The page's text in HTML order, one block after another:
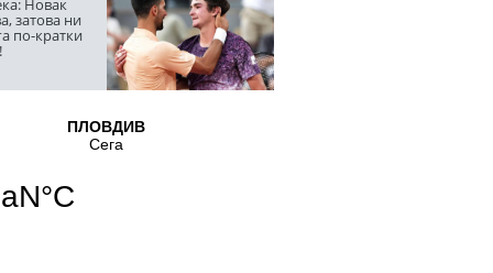
Новак
затова ни
по-кратки